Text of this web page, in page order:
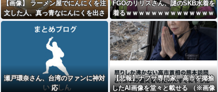
【画像】 ラーメン屋でにんにくを注
文した人、真っ青なにんにくを出さ
れる
FGOのリリスさん、謎のSKB水着を
着るｗｗｗｗｗｗｗｗｗｗｗｗｗｗ
ｗｗ
瀬戸環奈さん、台湾のファンに神対
応
【悲報】ナフサ専門家、高市を揶揄
したAI画像を堂々と載せる （※画像